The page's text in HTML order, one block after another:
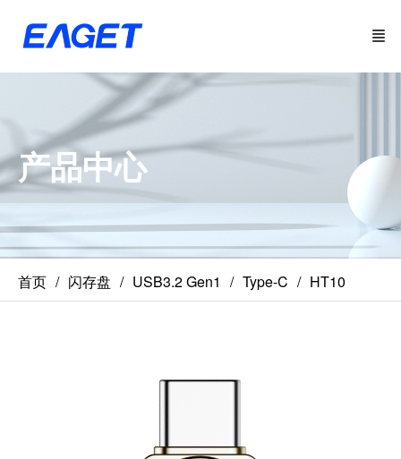
产品中心
首页 闪存盘 USB3.2 Gen1 Type-C HT10